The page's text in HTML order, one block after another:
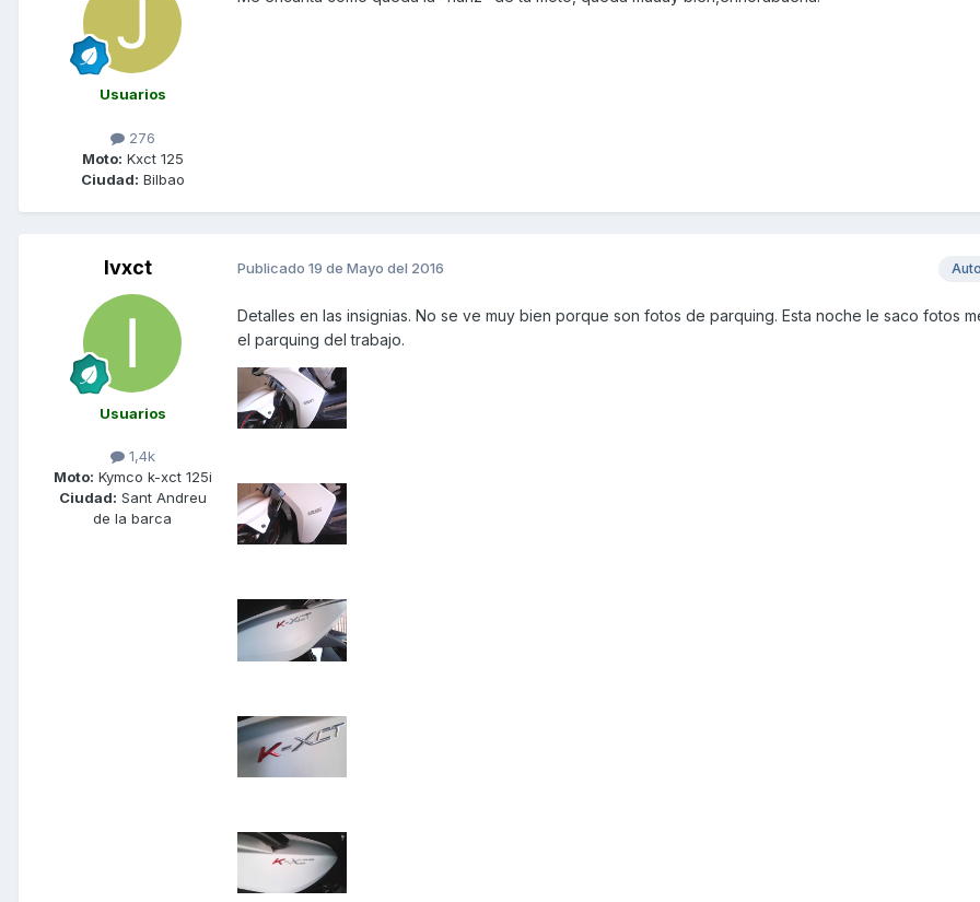
Usuarios
276
Moto: Kxct 125
Ciudad: Bilbao
Ivxct
Usuarios
1,4k
Moto: Kymco k-xct 125i
Ciudad: Sant Andreu
de la barca
Publicado 19 de Mayo del 2016
Detalles en las insignias. No se ve muy bien porque son fotos de parquing. Esta noche le saco fotos
el parquing del trabajo.